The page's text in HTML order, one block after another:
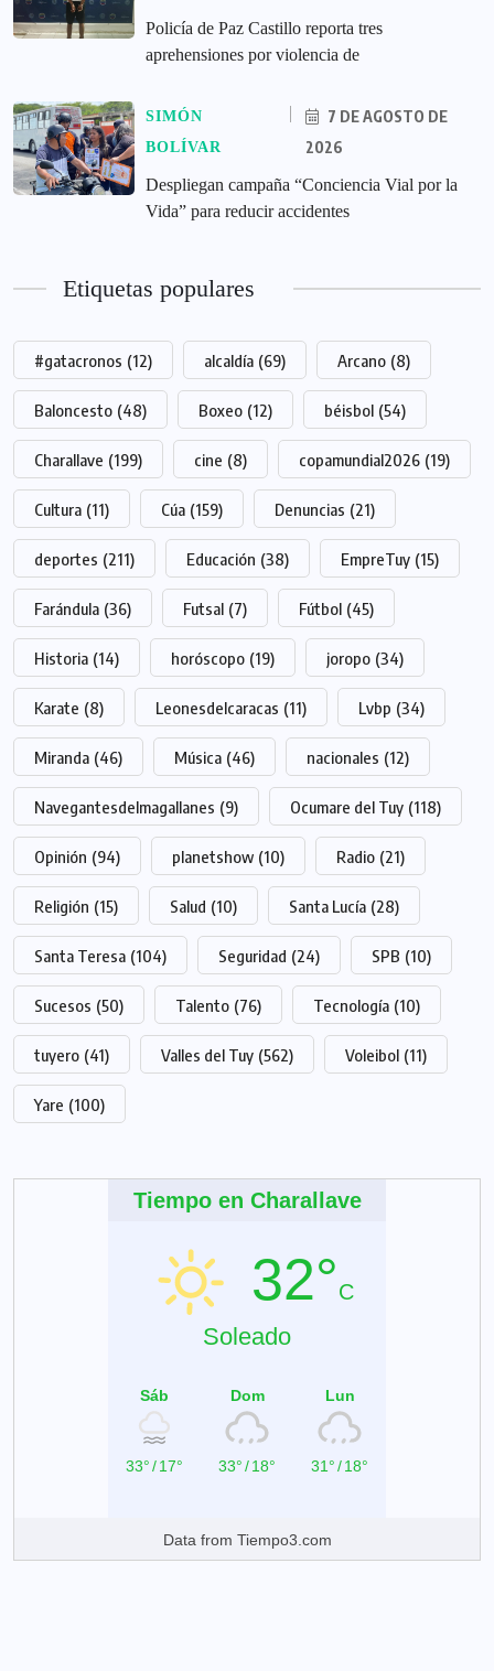
‎Policía de Paz Castillo reporta tres
aprehensiones por violencia de
SIMÓN
BOLÍVAR
7 DE AGOSTO DE
2026
‎Despliegan campaña “Conciencia Vial por la
Vida” para reducir accidentes
Etiquetas populares
#gatacronos (12) alcaldía (69) Arcano (8)
Baloncesto (48) Boxeo (12) béisbol (54)
Charallave (199) cine (8) copamundial2026 (19)
Cultura (11) Cúa (159) Denuncias (21)
deportes (211) Educación (38) EmpreTuy (15)
Farándula (36) Futsal (7) Fútbol (45)
Historia (14) horóscopo (19) joropo (34)
Karate (8) Leonesdelcaracas (11) Lvbp (34)
Miranda (46) Música (46) nacionales (12)
Navegantesdelmagallanes (9) Ocumare del Tuy (118)
Opinión (94) planetshow (10) Radio (21)
Religión (15) Salud (10) Santa Lucía (28)
Santa Teresa (104) Seguridad (24) SPB (10)
Sucesos (50) Talento (76) Tecnología (10)
tuyero (41) Valles del Tuy (562) Voleibol (11)
Yare (100)
Tiempo en Charallave
32°C
Soleado
Sáb
33°/17°
Dom
33°/18°
Lun
31°/18°
Data from Tiempo3.com